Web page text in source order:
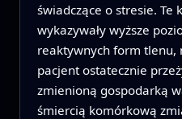
świadczące o stresie. Te
wykazywały wyższe
reaktywnych form tlenu,
pacjent ostatecznie
zmienioną gospodarką
śmiercią komórkową